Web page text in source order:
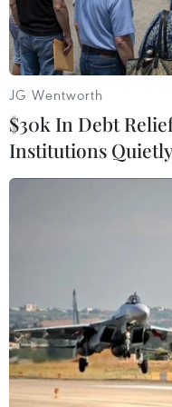
Theo hãng tin
Electronics ngày
ôtô tiên tiến cho
của Mỹ, có trụ sở ở
JG Wentworth
$30k In Debt
Institutions